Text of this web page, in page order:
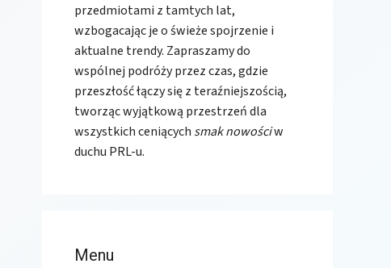
przedmiotami z tamtych lat,
wzbogacając je o świeże spojrzenie i
aktualne trendy. Zapraszamy do
wspólnej podróży przez czas, gdzie
przeszłość łączy się z teraźniejszością,
tworząc wyjątkową przestrzeń dla
wszystkich ceniących smak nowościw
duchu PRL-u.
Menu